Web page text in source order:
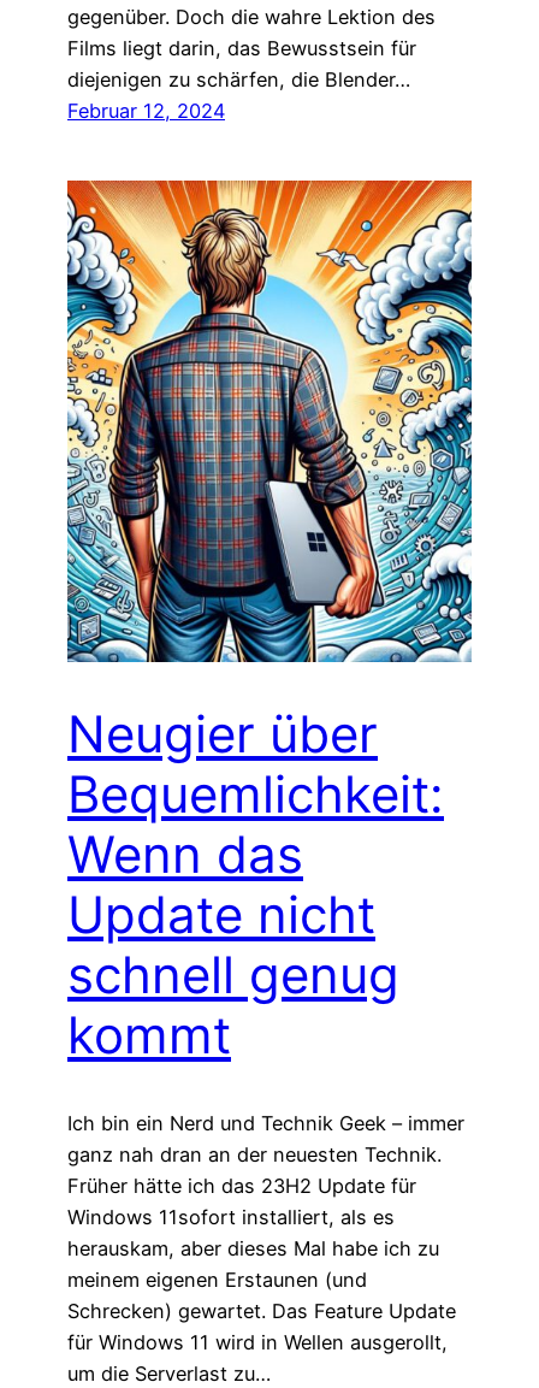
gegenüber. Doch die wahre Lektion des
Films liegt darin, das Bewusstsein für
diejenigen zu schärfen, die Blender…
Februar 12, 2024
Neugier über
Bequemlichkeit:
Wenn das
Update nicht
schnell genug
kommt
Ich bin ein Nerd und Technik Geek – immer
ganz nah dran an der neuesten Technik.
Früher hätte ich das 23H2 Update für
Windows 11sofort installiert, als es
herauskam, aber dieses Mal habe ich zu
meinem eigenen Erstaunen (und
Schrecken) gewartet. Das Feature Update
für Windows 11 wird in Wellen ausgerollt,
um die Serverlast zu…